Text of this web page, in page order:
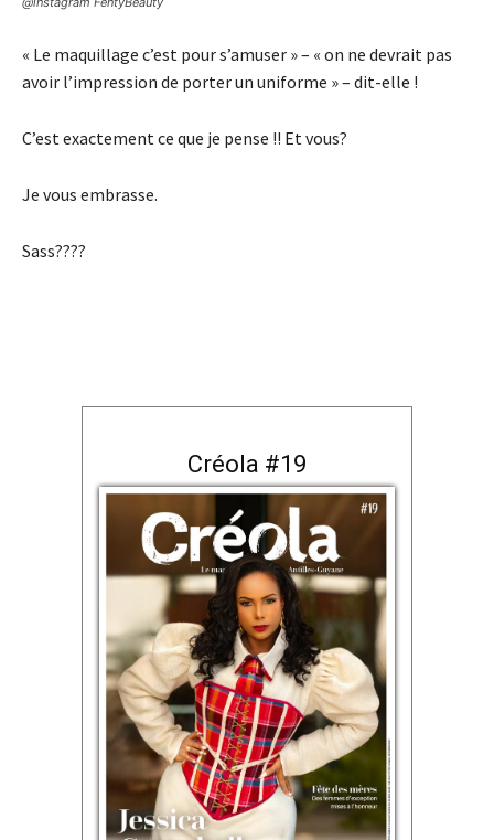
« Le maquillage c’est pour s’amuser » – « on ne devrait pas
avoir l’impression de porter un uniforme » – dit-elle !
C’est exactement ce que je pense !! Et vous?
Je vous embrasse.
Sass????
Créola #19